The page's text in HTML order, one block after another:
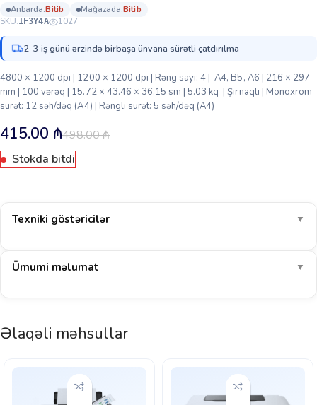
anbarda: bi̇ti̇b mağazada: bi̇ti̇b
SKU:1F3Y4A 1027
2-3 iş günü ərzində birbaşa ünvana sürətli çatdırılma
4800 × 1200 dpi | 1200 × 1200 dpi | Rəng sayı: 4 | A4, B5, A6 | 216 × 297
mm | 100 vərəq | 15.72 × 43.46 × 36.15 sm | 5.03 kq | Şırnaqlı | Monoxrom
sürət: 12 səh/dəq (A4) | Rəngli sürət: 5 səh/dəq (A4)
498.00₼
415.00 ₼
Stokda bitdi
Texniki göstəricilər ▼
Ümumi məlumat ▼
Əlaqəli məhsullar